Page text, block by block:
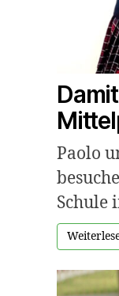
Paolo
Schule